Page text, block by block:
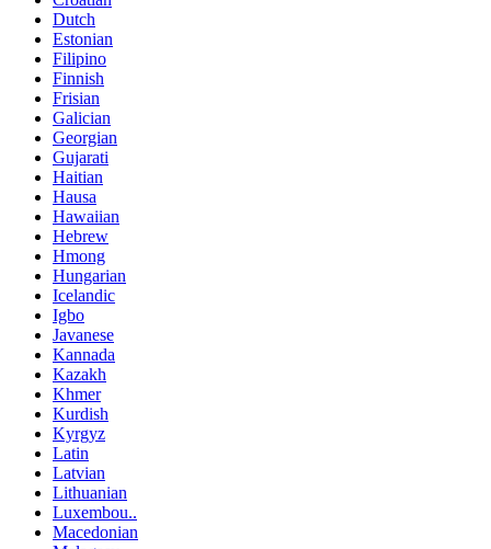
Dutch
Estonian
Filipino
Finnish
Frisian
Galician
Georgian
Gujarati
Haitian
Hausa
Hawaiian
Hebrew
Hmong
Hungarian
Icelandic
Igbo
Javanese
Kannada
Kazakh
Khmer
Kurdish
Kyrgyz
Latin
Latvian
Lithuanian
Luxembou..
Macedonian